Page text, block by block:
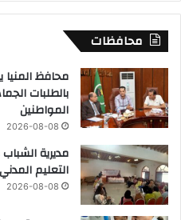
محافظات
محافظ المنيا
بالطلبات
المواطنين
2026-08-08
مديرية
التعليم
2026-08-08